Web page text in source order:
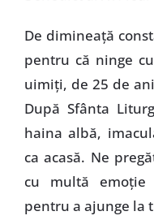
De dimineaţă
pentru că ninge
uimiţi, de 25 de
După Sfânta
haina albă,
ca acasă. Ne
cu multă
pentru a ajunge la